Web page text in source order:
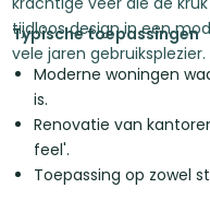
tijdloos design in een
vele jaren gebruiksplezier.
Typische toepassingen
Moderne woningen
is.
Renovatie van
feel'.
Toepassing op zowel